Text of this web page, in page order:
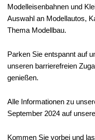
Modelleisenbahnen und
Auswahl an Modellautos,
Thema Modellbau.
Parken Sie entspannt auf
unseren barrierefreien
genießen.
Alle Informationen zu
September 2024 auf
Kommen Sie vorbei und